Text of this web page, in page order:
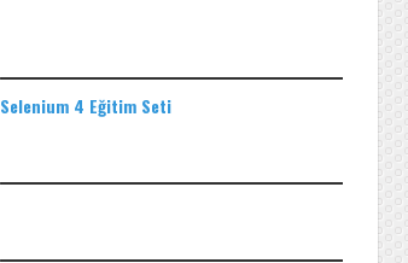
Selenium 4 Eğitim Seti